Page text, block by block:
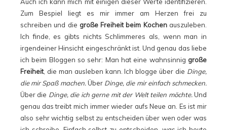
Zum Bespiel liegt es mir immer am Herzen frei zu
schreiben und die große Freiheit beim Kochen auszuleben.
Ich finde, es gibts nichts Schlimmeres als, wenn man in
irgendeiner Hinsicht eingeschränkt ist. Und genau das liebe
ich beim Bloggen so sehr: Man hat eine wahnsinnig große
Freiheit, die man ausleben kann. Ich blogge über die Dinge,
die mir Spaß machen.Über Dinge, die mir einfach schmecken.
Über die Dinge, die ich gerne mit der Welt teilen möchte.Und
genau das treibt mich immer wieder aufs Neue an. Es ist mir
also sehr wichtig selbst zu entscheiden über wen oder was